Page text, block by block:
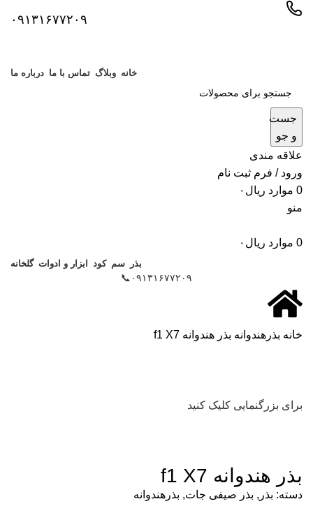
۰۹۱۳۱۶۷۷۲۰۹
خانه وبلاگ تماس با ما درباره ما
جست
و جو
علاقه مندی
ورود / فرم ثبت نام
0 موارد ریال ۰
منو
0 موارد ریال ۰
بذر سم کود ابزار و ادوات گلخانه
۰۹۱۳۱۶۷۷۲۰۹📞
خانه بذرهندوانه بذر هندوانه f1 X7
برای بزرگنمایی کلیک کنید
بذر هندوانه f1 X7
دسته: بذر , بذر صیفی جات, بذرهندوانه